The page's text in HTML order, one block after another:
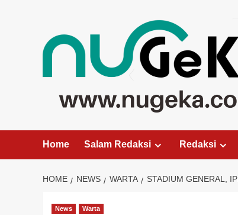
Home Salam Redaksi Redaksi
HOME NEWS WARTA STADIUM GENERAL,
News Warta